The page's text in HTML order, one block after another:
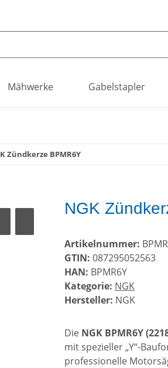
Mähwerke Gabelstapler
Zündkerze BPMR6Y
NGK
Artikelnummer:
GTIN: 087295052563
HAN: BPMR6Y
Kategorie: NGK
Hersteller: NGK
Die NGK BPMR6Y
mit spezieller „Y“-
professionelle